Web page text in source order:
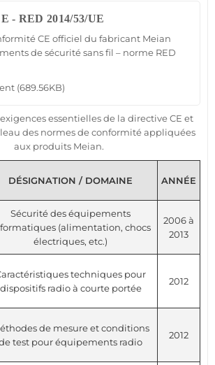
- RED 2014/53/UE
CE officiel du fabricant Meian
de sécurité sans fil – norme RED
(689.56KB)
essentielles de la directive CE et
des normes de conformité appliquées
aux produits Meian.
DÉSIGNATION / DOMAINE ANNÉE
Sécurité des équipements
(alimentation, chocs
électriques, etc.)
2006 à
2013
techniques pour
dispositifs radio à courte portée
2012
de mesure et conditions
test pour équipements radio
2012